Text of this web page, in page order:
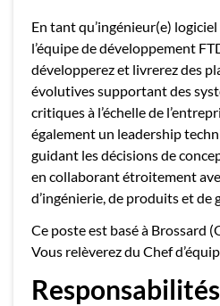
En tant qu’ingénieur(e)
l’équipe de développement
développerez et livrerez des
évolutives supportant des
critiques à l’échelle de
également un leadership
guidant les décisions de
en collaborant étroitement
d’ingénierie, de produits et de
Ce poste est basé à Brossard
Vous relèverez du Chef
Responsabilités